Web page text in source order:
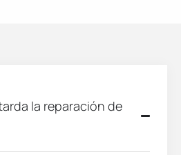
la reparación de